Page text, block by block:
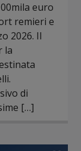
euro
remieri e
2026. Il
la
di
[…]